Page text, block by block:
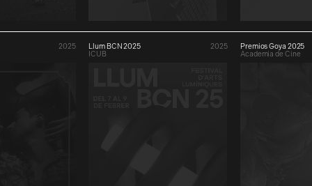
2025
Llum BCN 2025
2025
ICUB
Premios Goya 2025
Academia de Cine